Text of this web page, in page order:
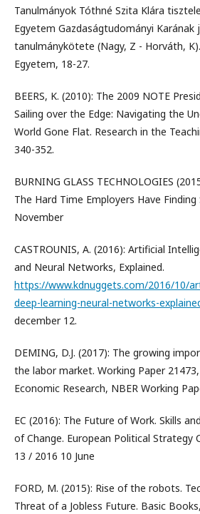
Tanulmányok Tóthné Szita Klára
Egyetem Gazdaságtudományi Karának
tanulmánykötete (Nagy, Z - Horváth,
Egyetem, 18-27.
BEERS, K. (2010): The 2009 NOTE
Sailing over the Edge: Navigating the
World Gone Flat. Research in the
340-352.
BURNING GLASS TECHNOLOGIES
The Hard Time Employers Have Finding
November
CASTROUNIS, A. (2016): Artificial
and Neural Networks, Explained.
https://www.kdnuggets.com/2016/10/
deep-learning-neural-networks-
december 12.
DEMING, D.J. (2017): The growing
the labor market. Working Paper
Economic Research, NBER Working
EC (2016): The Future of Work. Skills
of Change. European Political Strategy
13 / 2016 10 June
FORD, M. (2015): Rise of the robots.
Threat of a Jobless Future. Basic